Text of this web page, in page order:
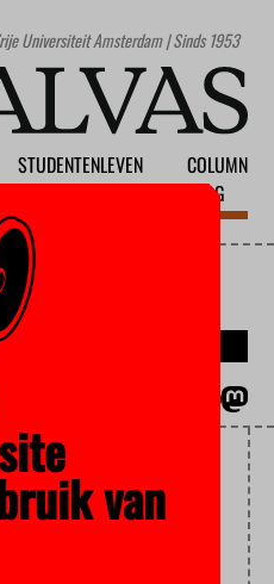
Universiteit Amsterdam | Sinds 1953
STUDENTENLEVEN
COLUMN
BLOG
van